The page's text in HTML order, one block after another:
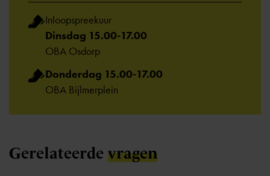
Inloopspreekuur
Dinsdag 15.00-17.00
OBA Osdorp
Donderdag 15.00-17.00
OBA Bijlmerplein
Gerelateerde vragen